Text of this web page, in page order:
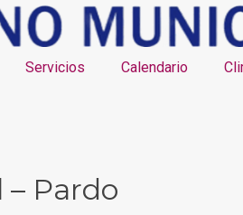
Servicios Calendario
Pardo